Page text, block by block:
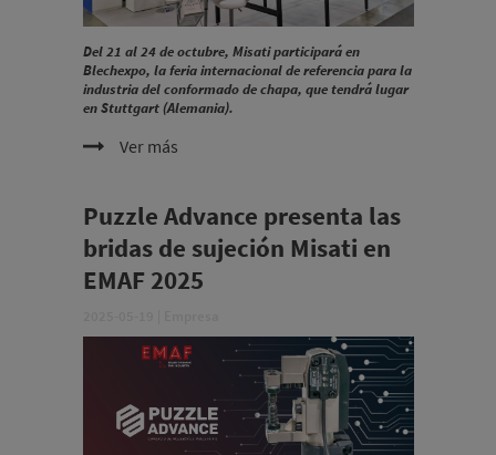
Del 21 al 24 de octubre, Misati participará en
Blechexpo, la feria internacional de referencia para la
industria del conformado de chapa, que tendrá lugar
en Stuttgart (Alemania).
Ver más
Puzzle Advance presenta las
bridas de sujeción Misati en
EMAF 2025